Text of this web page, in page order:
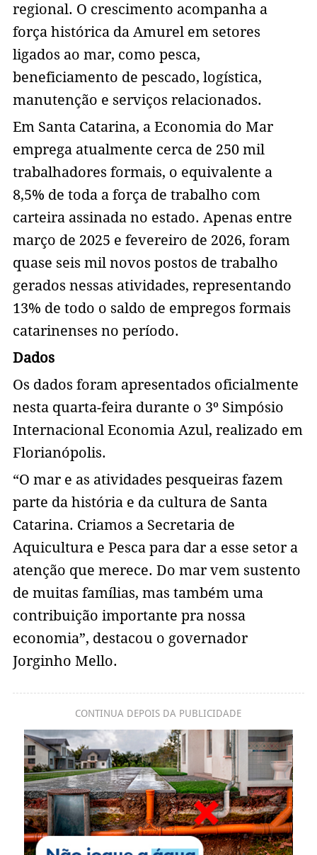
regional. O crescimento acompanha a
força histórica da Amurel em setores
ligados ao mar, como pesca,
beneficiamento de pescado, logística,
manutenção e serviços relacionados.
Em Santa Catarina, a Economia do Mar
emprega atualmente cerca de 250 mil
trabalhadores formais, o equivalente a
8,5% de toda a força de trabalho com
carteira assinada no estado. Apenas entre
março de 2025 e fevereiro de 2026, foram
quase seis mil novos postos de trabalho
gerados nessas atividades, representando
13% de todo o saldo de empregos formais
catarinenses no período.
Dados
Os dados foram apresentados oficialmente
nesta quarta-feira durante o 3º Simpósio
Internacional Economia Azul, realizado em
Florianópolis.
“O mar e as atividades pesqueiras fazem
parte da história e da cultura de Santa
Catarina. Criamos a Secretaria de
Aquicultura e Pesca para dar a esse setor a
atenção que merece. Do mar vem sustento
de muitas famílias, mas também uma
contribuição importante pra nossa
economia”, destacou o governador
Jorginho Mello.
CONTINUA DEPOIS DA PUBLICIDADE